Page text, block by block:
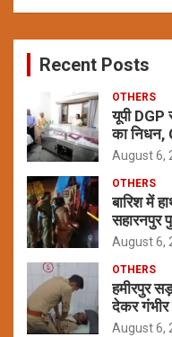
c
Recent Posts
OTHERS
यूपी DGP
का निधन,
August 6,
OTHERS
बारिश में
सहारनपुर
August 6,
OTHERS
हमीरपुर
देकर गंभीर
August 6,